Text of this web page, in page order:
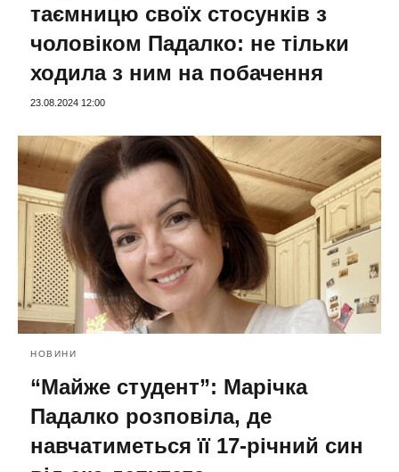
таємницю своїх стосунків з
чоловіком Падалко: не тільки
ходила з ним на побачення
23.08.2024 12:00
НОВИНИ
“Майже студент”: Марічка
Падалко розповіла, де
навчатиметься її 17-річний син